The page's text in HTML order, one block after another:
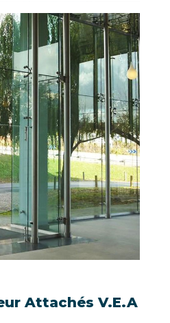
Attachés V.E.A